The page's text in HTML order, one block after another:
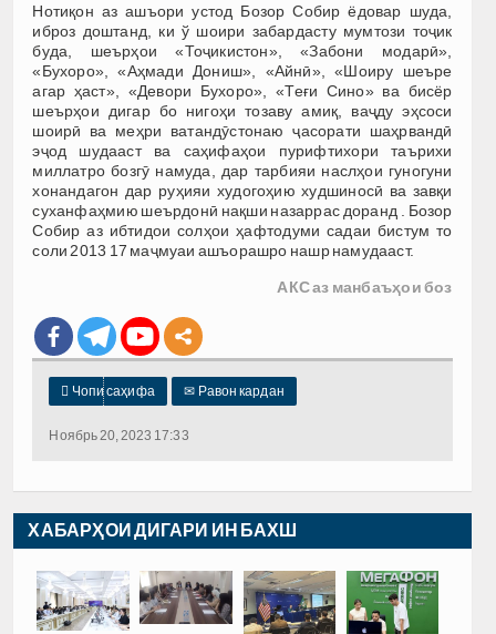
Нотиқон аз ашъори устод Бозор Собир ёдовар шуда,
иброз доштанд, ки ў шоири забардасту мумтози тоҷик
буда, шеърҳои «Тоҷикистон», «Забони модарӣ»,
«Бухоро», «Аҳмади Дониш», «Айнӣ», «Шоиру шеъре
агар ҳаст», «Девори Бухоро», «Теғи Сино» ва бисёр
шеърҳои дигар бо нигоҳи тозаву амиқ, ваҷду эҳсоси
шоирӣ ва меҳри ватандӯстонаю ҷасорати шаҳрвандӣ
эҷод шудааст ва саҳифаҳои пурифтихори таърихи
миллатро бозгӯ намуда, дар тарбияи наслҳои гуногуни
хонандагон дар руҳияи худогоҳию худшиносӣ ва завқи
суханфаҳмию шеърдонӣ нақши назаррас доранд . Бозор
Собир аз ибтидои солҳои ҳафтодуми садаи бистум то
соли 2013 17 маҷмуаи ашъорашро нашр намудааст.
АКС аз манбаъҳои боз
 Чопи саҳифа ✉ Равон кардан
Ноябрь 20, 2023 17:33
ХАБАРҲОИ ДИГАРИ ИН БАХШ